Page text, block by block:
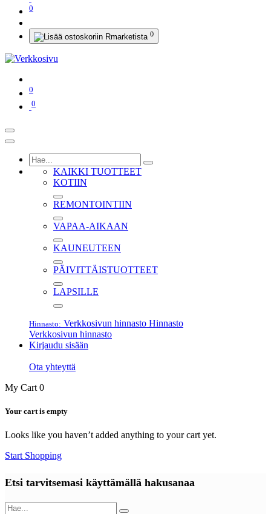
0
0
0
0
KAIKKI TUOTTEET
KOTIIN
REMONTOINTIIN
VAPAA-AIKAAN
KAUNEUTEEN
PÄIVITTÄISTUOTTEET
LAPSILLE
Hinnasto: Verkkosivun hinnasto Hinnasto
Verkkosivun hinnasto
Kirjaudu sisään
Ota yhteyttä
My Cart 0
Your cart is empty
Looks like you haven’t added anything to your cart yet.
Start Shopping
Etsi tarvitsemasi käyttämällä hakusanaa